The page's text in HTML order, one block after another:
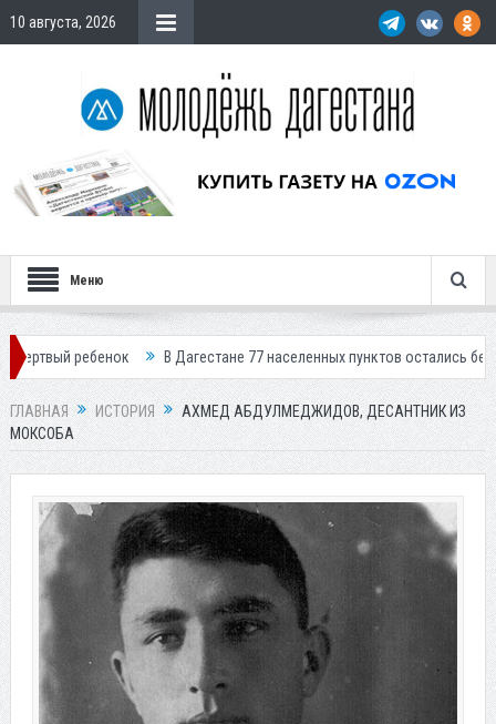
10 августа, 2026
Меню
В Дагестане 77 населенных пунктов остались без света В
ГЛАВНАЯ ИСТОРИЯ
АХМЕД АБДУЛМЕДЖИДОВ, ДЕСАНТНИК ИЗ
МОКСОБА